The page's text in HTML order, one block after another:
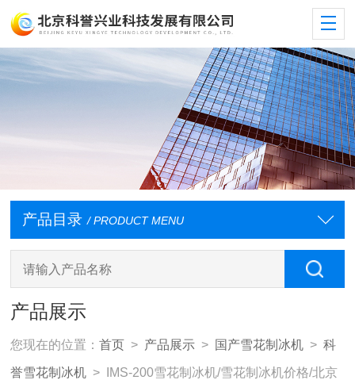
产品目录 / PRODUCT MENU
产品展示
您现在的位置：首页 > 产品展示 > 国产雪花制冰机 >科
誉雪花制冰机 > IMS-200雪花制冰机/雪花制冰机价格/北京